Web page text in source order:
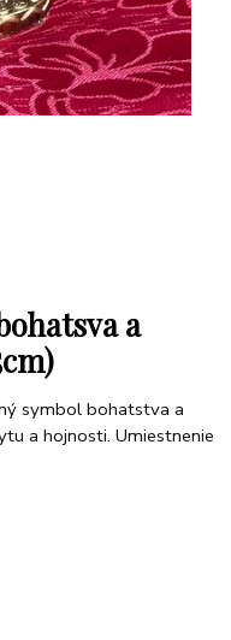
a
symbol bohatstva a
a hojnosti. Umiestnenie